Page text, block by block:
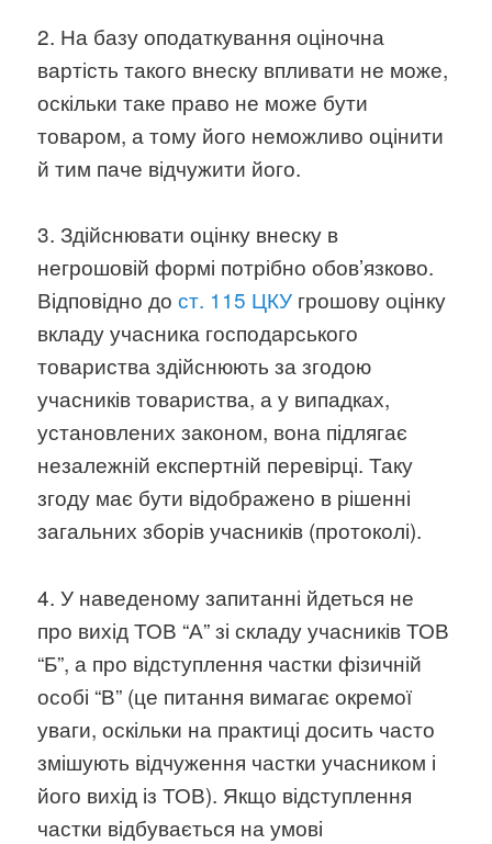
2. На базу оподаткування оціночна
вартість такого внеску впливати не може,
оскільки таке право не може бути
товаром, а тому його неможливо оцінити
й тим паче відчужити його.
3. Здійснювати оцінку внеску в
негрошовій формі потрібно обов’язково.
Відповідно дост. 115 ЦКУ грошову оцінку
вкладу учасника господарського
товариства здійснюють за згодою
учасників товариства, а у випадках,
установлених законом, вона підлягає
незалежній експертній перевірці. Таку
згоду має бути відображено в рішенні
загальних зборів учасників (протоколі).
4. У наведеному запитанні йдеться не
про вихід ТОВ “А” зі складу учасників ТОВ
“Б”, а про відступлення частки фізичній
особі “В” (це питання вимагає окремої
уваги, оскільки на практиці досить часто
змішують відчуження частки учасником і
його вихід із ТОВ). Якщо відступлення
частки відбувається на умові